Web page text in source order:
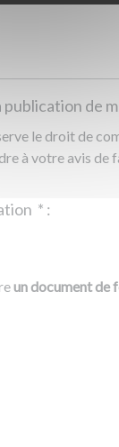
publication de
le droit de
à votre avis de
* :
un document de